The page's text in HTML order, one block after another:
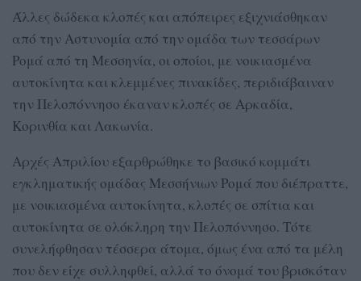
Άλλες δώδεκα κλοπές και απόπειρες εξιχνιάσθηκαν
από την Αστυνομία από την ομάδα των τεσσάρων
Ρομά από τη Μεσσηνία, οι οποίοι, με νοικιασμένα
αυτοκίνητα και κλεμμένες πινακίδες, περιδιάβαιναν
την Πελοπόννησο έκαναν κλοπές σε Αρκαδία,
Κορινθία και Λακωνία.
Αρχές Απριλίου εξαρθρώθηκε το βασικό κομμάτι
εγκληματικής ομάδας Μεσσήνιων Ρομά που διέπραττε,
με νοικιασμένα αυτοκίνητα, κλοπές σε σπίτια και
αυτοκίνητα σε ολόκληρη την Πελοπόννησο. Τότε
συνελήφθησαν τέσσερα άτομα, όμως ένα από τα μέλη
που δεν είχε συλληφθεί, αλλά το όνομά του βρισκόταν